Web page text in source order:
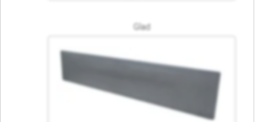
Glad